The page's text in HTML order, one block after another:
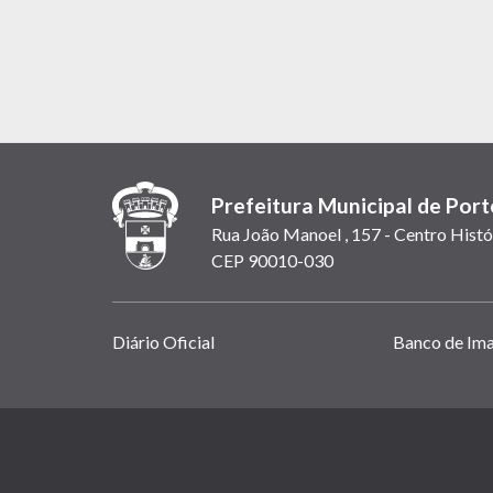
Prefeitura Municipal de
Rua João Manoel , 157 - Centro
CEP 90010-030
Links
Diário Oficial Banco de